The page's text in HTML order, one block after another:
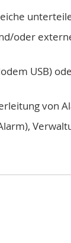
oder
USB)
von